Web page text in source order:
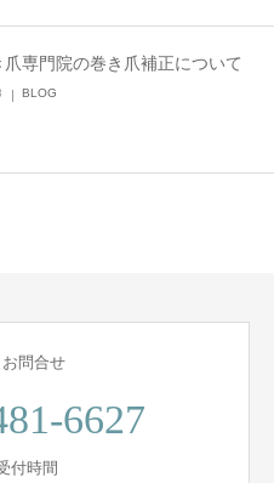
専門院の巻き爪補正について
BLOG
お問合せ
6627
付時間